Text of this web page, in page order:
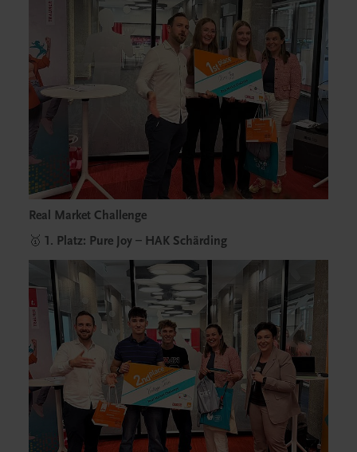
Real Market Challenge
🥇 1. Platz: Pure Joy – HAK Schärding